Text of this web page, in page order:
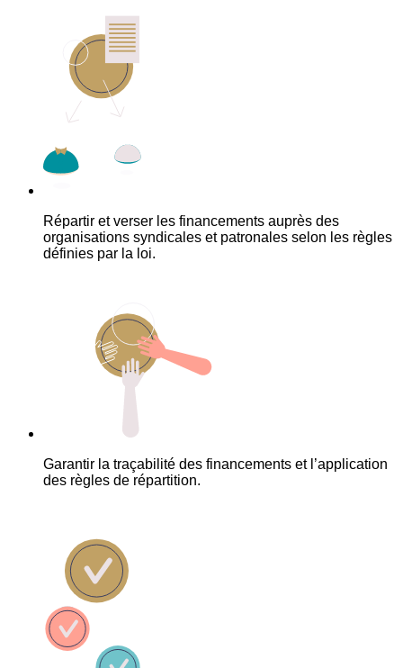
Répartir et verser les financements auprès des
organisations syndicales et patronales selon les règles
définies par la loi.
Garantir la traçabilité des financements et l’application
des règles de répartition.